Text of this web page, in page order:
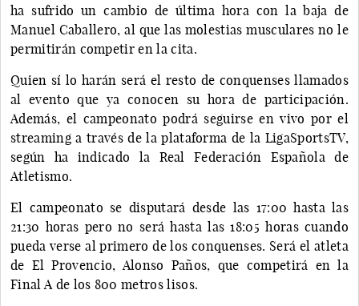
ha sufrido un cambio de última hora con la baja de
Manuel Caballero, al que las molestias musculares no le
permitirán competir en la cita.
Quien sí lo harán será el resto de conquenses llamados
al evento que ya conocen su hora de participación.
Además, el campeonato podrá seguirse en vivo por el
streaming a través de la plataforma de la LigaSportsTV,
según ha indicado la Real Federación Española de
Atletismo.
El campeonato se disputará desde las 17:00 hasta las
21:30 horas pero no será hasta las 18:05 horas cuando
pueda verse al primero de los conquenses. Será el atleta
de El Provencio, Alonso Paños, que competirá en la
Final A de los 800 metros lisos.